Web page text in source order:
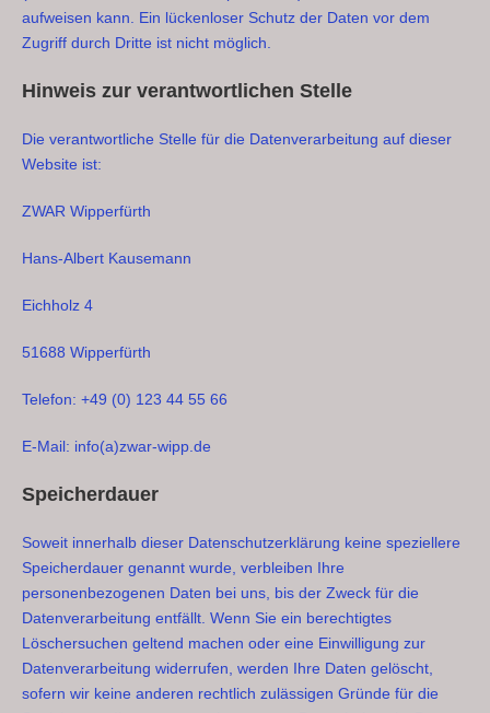
aufweisen kann. Ein lückenloser Schutz der Daten vor dem
Zugriff durch Dritte ist nicht möglich.
Hinweis zur verantwortlichen Stelle
Die verantwortliche Stelle für die Datenverarbeitung auf dieser
Website ist:
ZWAR Wipperfürth
Hans-Albert Kausemann
Eichholz 4
51688 Wipperfürth
Telefon: +49 (0) 123 44 55 66
E-Mail: info(a)zwar-wipp.de
Speicherdauer
Soweit innerhalb dieser Datenschutzerklärung keine speziellere
Speicherdauer genannt wurde, verbleiben Ihre
personenbezogenen Daten bei uns, bis der Zweck für die
Datenverarbeitung entfällt. Wenn Sie ein berechtigtes
Löschersuchen geltend machen oder eine Einwilligung zur
Datenverarbeitung widerrufen, werden Ihre Daten gelöscht,
sofern wir keine anderen rechtlich zulässigen Gründe für die